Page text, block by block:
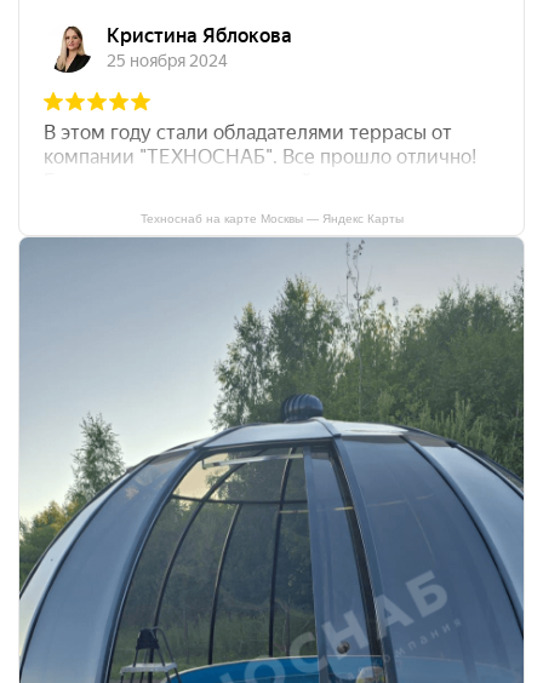
Техноснаб на карте Москвы — Яндекс Карты